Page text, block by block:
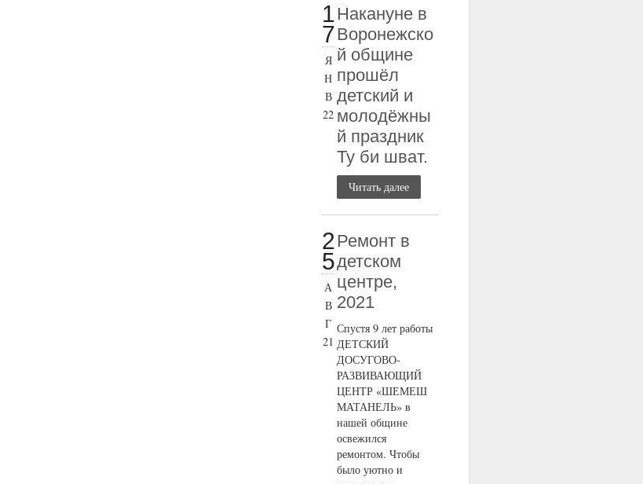
1
7
Я
Н
В
22
Накануне в
Воронежско
й общине
прошёл
детский и
молодёжны
й праздник
Ту би шват.
Читать далее
2
5
А
В
Г
21
Ремонт в
детском
центре,
2021
Спустя 9 лет работы
ДЕТСКИЙ
ДОСУГОВО-
РАЗВИВАЮЩИЙ
ЦЕНТР «ШЕМЕШ
МАТАНЕЛЬ» в
нашей общине
освежился
ремонтом. Чтобы
было уютно и